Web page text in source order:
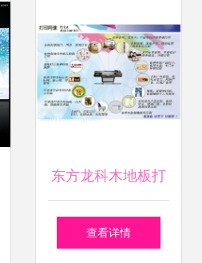
东方龙科木地板打
印机与理光UV平板
查看详情